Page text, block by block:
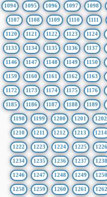
1094 1095 1096 1097 1098
1107 1108 1109 1110 1111
1120 1121 1122 1123 1124
1133 1134 1135 1136 1137
1146 1147 1148 1149 1150
1159 1160 1161 1162 1163
1172 1173 1174 1175 1176
1185 1186 1187 1188 1189
1198 1199 1200 1201 1202
1210 1211 1212 1213 1214
1222 1223 1224 1225 1226
1234 1235 1236 1237 1238
1246 1247 1248 1249 1250
1258 1259 1260 1261 1262